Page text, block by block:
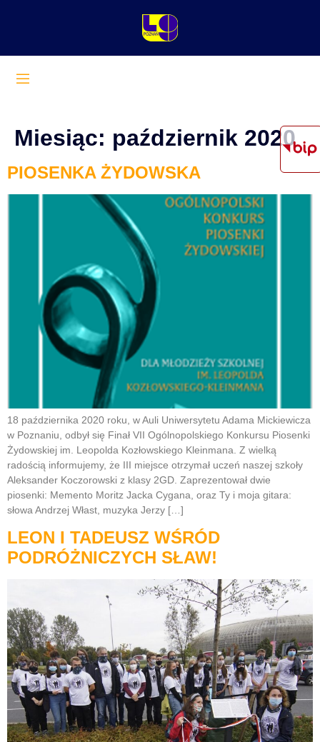
Miesiąc: październik 2020
PIOSENKA ŻYDOWSKA
18 października 2020 roku, w Auli Uniwersytetu Adama Mickiewicza
w Poznaniu, odbył się Finał VII Ogólnopolskiego Konkursu Piosenki
Żydowskiej im. Leopolda Kozłowskiego Kleinmana. Z wielką
radością informujemy, że III miejsce otrzymał uczeń naszej szkoły
Aleksander Koczorowski z klasy 2GD. Zaprezentował dwie
piosenki: Memento Moritz Jacka Cygana, oraz Ty i moja gitara:
słowa Andrzej Włast, muzyka Jerzy […]
LEON I TADEUSZ WŚRÓD
PODRÓŻNICZYCH SŁAW!